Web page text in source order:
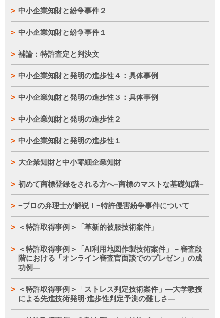
中小企業知財と紛争事件２
中小企業知財と紛争事件１
補論：特許査定と判決文
中小企業知財と発明の進歩性４：具体事例
中小企業知財と発明の進歩性３：具体事例
中小企業知財と発明の進歩性２
中小企業知財と発明の進歩性１
大企業知財と中小零細企業知財
初めて商標登録をされる方へ−商標のマストな基礎知識−
−プロの弁理士が解説！−特許侵害紛争事件について
＜特許取得事例＞「革新的被服技術案件」
＜特許取得事例＞「AI利用地図作製技術案件」－審査段
階における「オンライン審査官面談でのプレゼン」の成
功例―
＜特許取得事例＞「ストレス判定技術案件」―大学教授
による先進技術発明·進歩性判定予測の難しさ―